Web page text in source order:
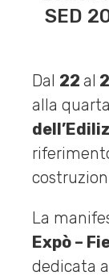
SED
Dal 22 al
alla
La
Expò –
dedicata